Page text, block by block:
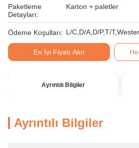
Paketleme
Detayları:
Karton + paletler
Ödeme Koşulları: L/C,D/A,D/P,T/
En İyi Fiyatı Alın
Ayrıntılı Bilgiler
Ayrıntılı Bilgiler